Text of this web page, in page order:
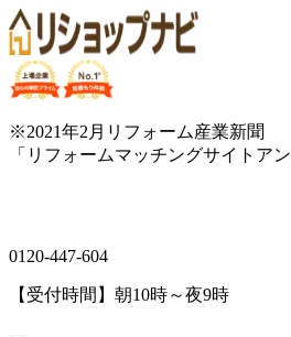
※2021年2月リフォーム産業新聞
「リフォームマッチングサイトア
0120-447-604
【受付時間】朝10時～夜9時